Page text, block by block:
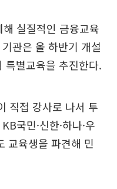
실질적인 금융교육
관은 올 하반기 개설
특별교육을 추진한다.
직접 강사로 나서 투
국민·신한·하나·우
교육생을 파견해 민